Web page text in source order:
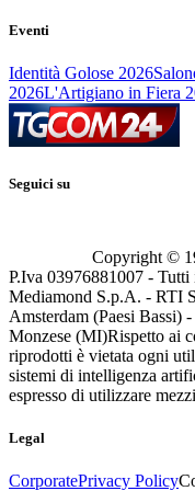
Eventi
Identità Golose 2026
2026L'Artigiano in Fiera
Seguici su
Copyright ©
P.Iva 03976881007 -
Mediamond S.p.A. - RTI
Amsterdam (Paesi
Monzese (MI)Rispetto ai
riprodotti è vietata ogni
sistemi di intelligenza
espresso di utilizzare
Legal
CorporatePrivacy Policy